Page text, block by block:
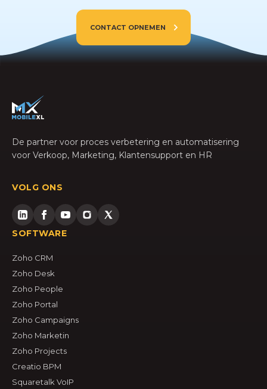
CONTACT OPNEMEN
De partner voor proces verbetering en automatisering
voor Verkoop, Marketing, Klantensupport en HR
VOLG ONS
SOFTWARE
Zoho CRM
Zoho Desk
Zoho People
Zoho Portal
Zoho Campaigns
Zoho Marketin
Zoho Projects
Creatio BPM
Squaretalk VoIP